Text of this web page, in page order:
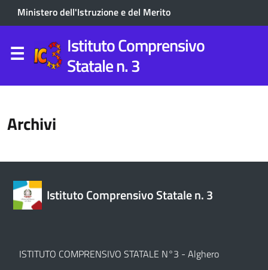
Ministero dell'Istruzione e del Merito
Istituto Comprensivo
Statale n. 3
Archivi
Istituto Comprensivo Statale n. 3
ISTITUTO COMPRENSIVO STATALE N°3 - Alghero